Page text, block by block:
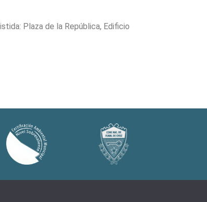
Plaza de la República, Edificio